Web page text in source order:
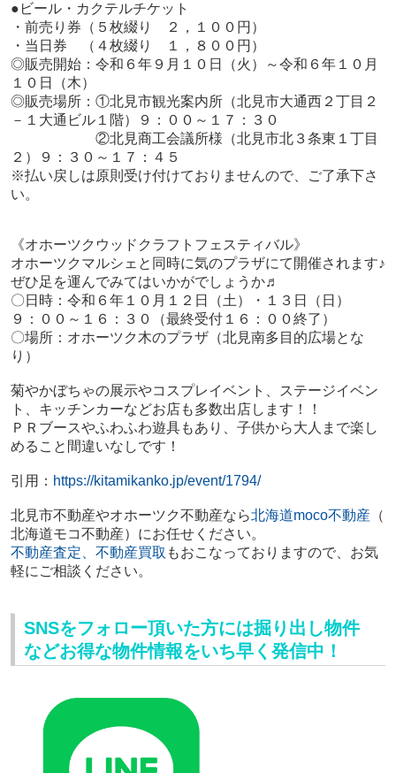
●ビール・カクテルチケット
・前売り券（５枚綴り ２，１００円）
・当日券 （４枚綴り １，８００円）
◎販売開始：令和６年９月１０日（火）～令和６年１０月
１０日（木）
◎販売場所：①北見市観光案内所（北見市大通西２丁目２
－１大通ビル１階）９：００～１７：３０
②北見商工会議所様（北見市北３条東１丁目
２）９：３０～１７：４５
※払い戻しは原則受け付けておりませんので、ご了承下さ
い。
《オホーツクウッドクラフトフェスティバル》
オホーツクマルシェと同時に気のプラザにて開催されます♪
ぜひ足を運んでみてはいかがでしょうか♬
〇日時：令和６年１０月１２日（土）・１３日（日）
９：００～１６：３０（最終受付１６：００終了）
〇場所：オホーツク木のプラザ（北見南多目的広場とな
り）
菊やかぼちゃの展示やコスプレイベント、ステージイベン
ト、キッチンカーなどお店も多数出店します！！
ＰＲブースやふわふわ遊具もあり、子供から大人まで楽し
めること間違いなしです！
引用： https://kitamikanko.jp/event/1794/
北見市不動産やオホーツク不動産なら北海道moco不動産（
北海道モコ不動産）にお任せください。
不動産査定、不動産買取 もおこなっておりますので、 お気
軽にご相談ください。
SNSをフォロー頂いた方には掘り出し物件
などお得な物件情報をいち早く発信中！